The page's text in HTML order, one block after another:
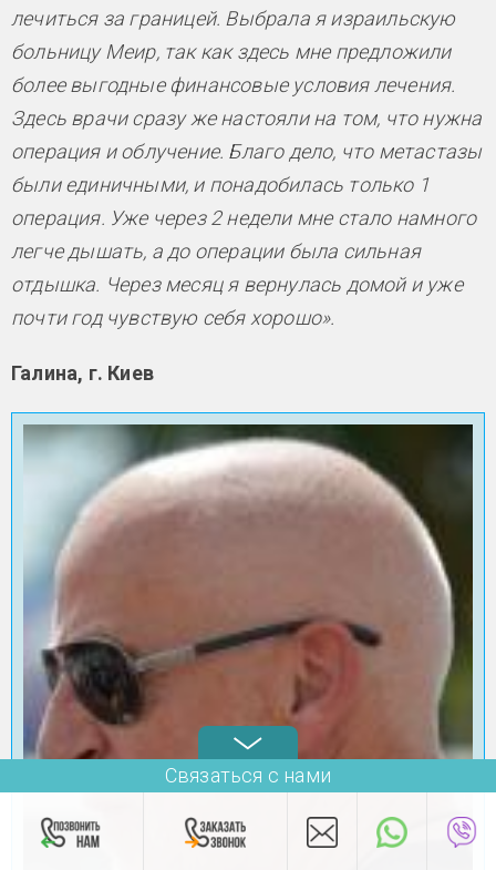
лечиться за границей. Выбрала я израильскую
больницу Меир, так как здесь мне предложили
более выгодные финансовые условия лечения.
Здесь врачи сразу же настояли на том, что нужна
операция и облучение. Благо дело, что метастазы
были единичными, и понадобилась только 1
операция. Уже через 2 недели мне стало намного
легче дышать, а до операции была сильная
отдышка. Через месяц я вернулась домой и уже
почти год чувствую себя хорошо».
Галина, г. Киев
Связаться с нами